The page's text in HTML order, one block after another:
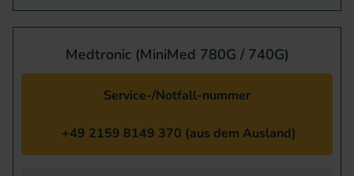
Medtronic (MiniMed 780G / 740G)
Service-/Notfall-nummer
+49 2159 8149 370 (aus dem Ausland)